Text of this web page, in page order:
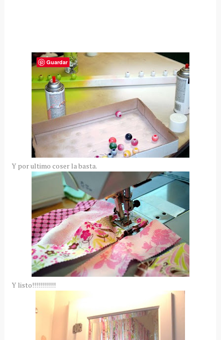
Y por ultimo coser la basta.
Y listo!!!!!!!!!!!!
Guardar